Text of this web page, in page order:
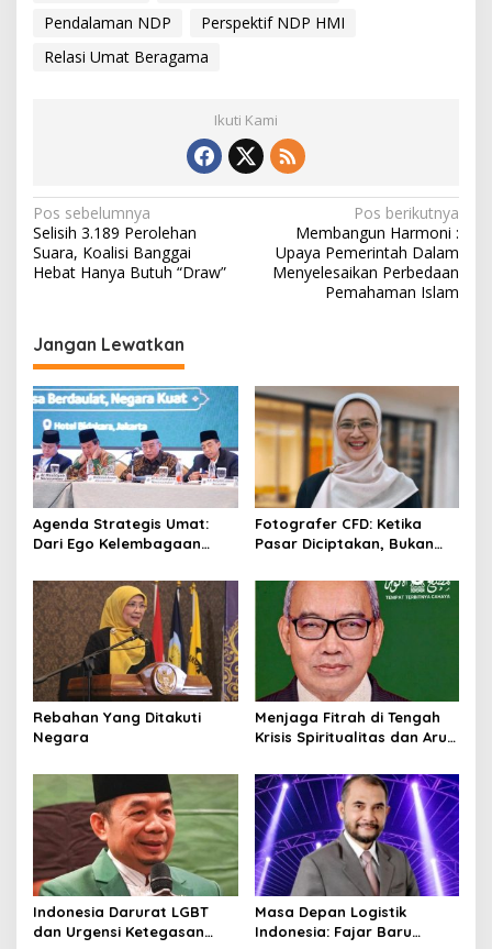
Pendalaman NDP
Perspektif NDP HMI
Relasi Umat Beragama
Ikuti Kami
Navigasi
pos
Pos sebelumnya
Selisih 3.189 Perolehan
Suara, Koalisi Banggai
Hebat Hanya Butuh “Draw”
Pos berikutnya
Membangun Harmoni :
Upaya Pemerintah Dalam
Menyelesaikan Perbedaan
Pemahaman Islam
Jangan Lewatkan
Agenda Strategis Umat:
Dari Ego Kelembagaan
Kebangsaan
Fotografer CFD: Ketika
Pasar Diciptakan, Bukan
Rebahan Yang Ditakuti
Negara
Menjaga Fitrah di Tengah
Krisis Spiritualitas dan Arus
Indonesia Darurat LGBT
dan Urgensi Ketegasan
Masa Depan Logistik
Indonesia: Fajar Baru